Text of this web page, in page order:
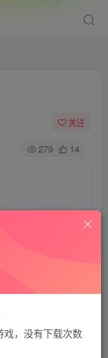
关注
279 14
裙1050974489
，没有下载次数